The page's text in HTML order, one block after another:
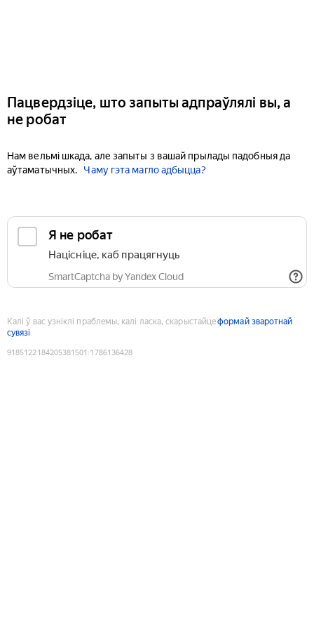
Пацвердзіце, што запыты адпраўлялі вы, а
не робат
Нам вельмі шкада, але запыты з вашай прылады падобныя да
аўтаматычных.
Чаму гэта магло адбыцца?
Я не робат
Націсніце, каб працягнуць
SmartCaptcha by Yandex Cloud
Калі ў вас узніклі праблемы, калі ласка, скарыстайцеформай зваротнай
сувязі
9185122184205381501 :1786136428